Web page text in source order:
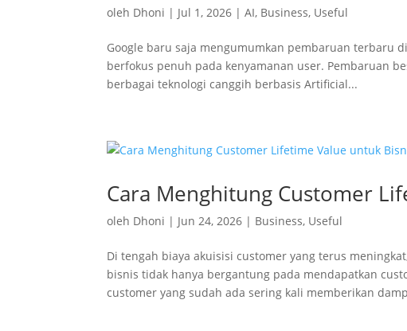
oleh Dhoni | Jul 1, 2026 |AI, Business, Useful
Google baru saja mengumumkan pembaruan terbaru
berfokus penuh pada kenyamanan user. Pembaruan
berbagai teknologi canggih berbasis Artificial...
Cara Menghitung Customer
oleh Dhoni | Jun 24, 2026 | Business, Useful
Di tengah biaya akuisisi customer yang terus
bisnis tidak hanya bergantung pada mendapatkan
customer yang sudah ada sering kali memberikan